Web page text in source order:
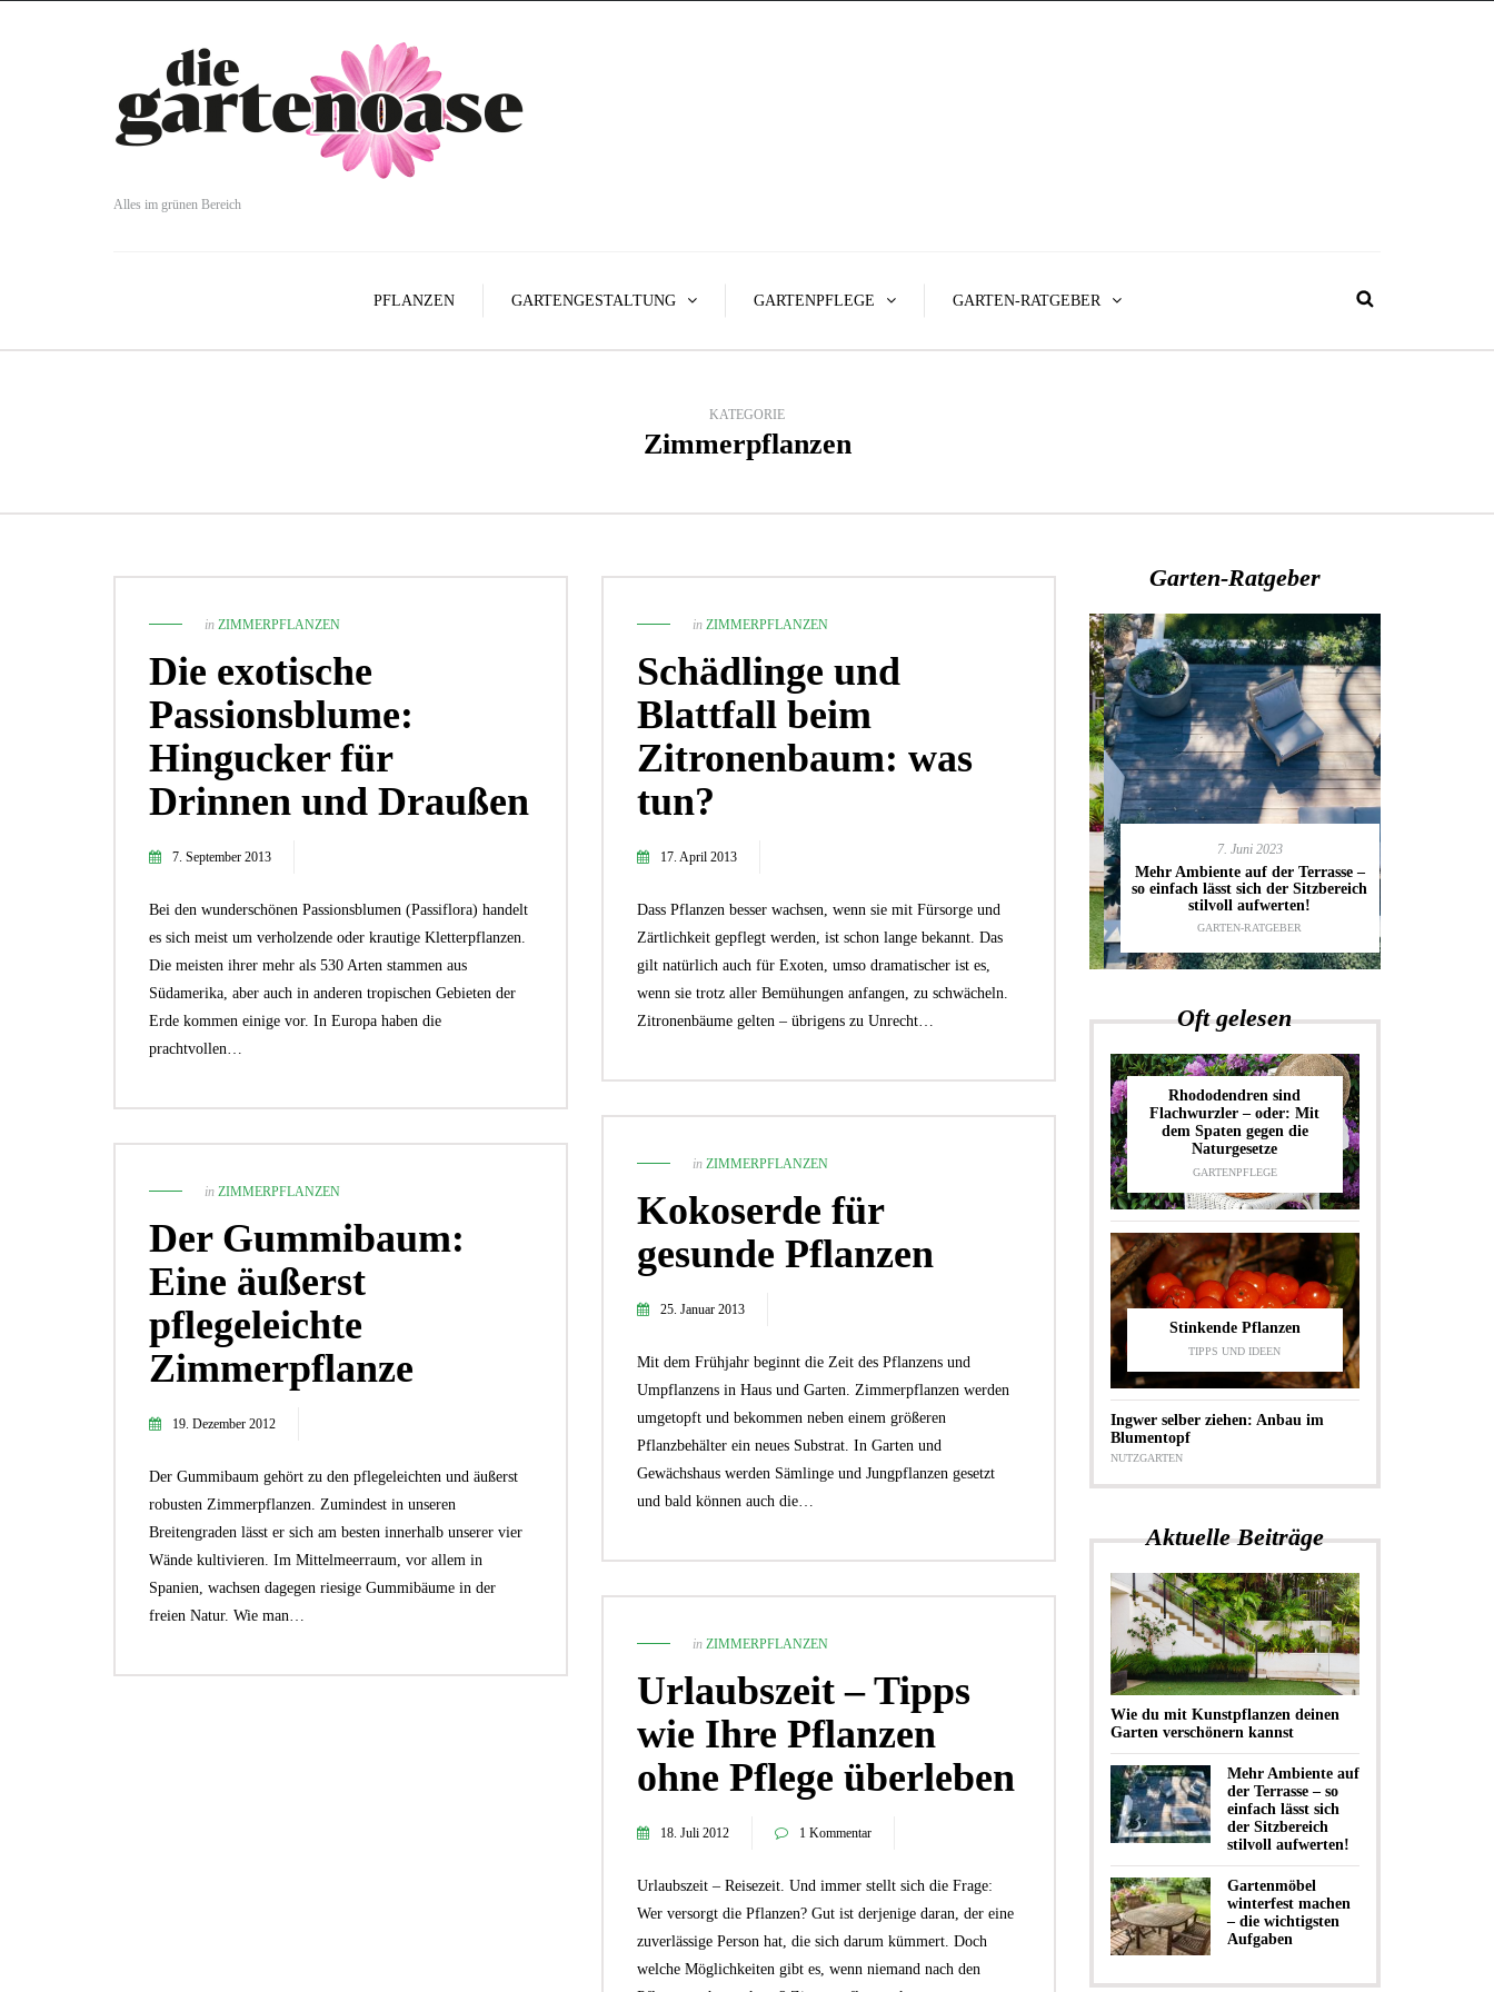
Alles im grünen Bereich
PFLANZEN GARTENGESTALTUNG GARTENPFLEGE GARTEN-RATGEBER
KATEGORIE
Zimmerpflanzen
in ZIMMERPFLANZEN
Die exotische
Passionsblume:
Hingucker für
Drinnen und Draußen
7. September 2013
Bei den wunderschönen Passionsblumen (Passiflora) handelt
es sich meist um verholzende oder krautige Kletterpflanzen.
Die meisten ihrer mehr als 530 Arten stammen aus
Südamerika, aber auch in anderen tropischen Gebieten der
Erde kommen einige vor. In Europa haben die
prachtvollen…
in ZIMMERPFLANZEN
Schädlinge und
Blattfall beim
Zitronenbaum: was
tun?
17. April 2013
Dass Pflanzen besser wachsen, wenn sie mit Fürsorge und
Zärtlichkeit gepflegt werden, ist schon lange bekannt. Das
gilt natürlich auch für Exoten, umso dramatischer ist es,
wenn sie trotz aller Bemühungen anfangen, zu schwächeln.
Zitronenbäume gelten – übrigens zu Unrecht…
in ZIMMERPFLANZEN
Kokoserde für
gesunde Pflanzen
25. Januar 2013
Mit dem Frühjahr beginnt die Zeit des Pflanzens und
Umpflanzens in Haus und Garten. Zimmerpflanzen werden
umgetopft und bekommen neben einem größeren
Pflanzbehälter ein neues Substrat. In Garten und
Gewächshaus werden Sämlinge und Jungpflanzen gesetzt
und bald können auch die…
in ZIMMERPFLANZEN
Der Gummibaum:
Eine äußerst
pflegeleichte
Zimmerpflanze
19. Dezember 2012
Der Gummibaum gehört zu den pflegeleichten und äußerst
robusten Zimmerpflanzen. Zumindest in unseren
Breitengraden lässt er sich am besten innerhalb unserer vier
Wände kultivieren. Im Mittelmeerraum, vor allem in
Spanien, wachsen dagegen riesige Gummibäume in der
freien Natur. Wie man…
in ZIMMERPFLANZEN
Urlaubszeit – Tipps
wie Ihre Pflanzen
ohne Pflege überleben
18. Juli 2012 1 Kommentar
Urlaubszeit – Reisezeit. Und immer stellt sich die Frage:
Wer versorgt die Pflanzen? Gut ist derjenige daran, der eine
zuverlässige Person hat, die sich darum kümmert. Doch
welche Möglichkeiten gibt es, wenn niemand nach den
Garten-Ratgeber
Pflanzenneulinge!
29. April 2019
ein voller Erfolg
7. Juni 2023
Mehr Ambiente auf der Terrasse –
so einfach lässt sich der Sitzbereich
stilvoll aufwerten!
GARTEN-RATGEBER
Oft gelesen
Rhododendren sind
Flachwurzler – oder: Mit
dem Spaten gegen die
Naturgesetze
GARTENPFLEGE
Stinkende Pflanzen
TIPPS UND IDEEN
Ingwer selber ziehen: Anbau im
Blumentopf
NUTZGARTEN
Aktuelle Beiträge
Wie du mit Kunstpflanzen deinen
Garten verschönern kannst
Mehr Ambiente auf
der Terrasse – so
einfach lässt sich
der Sitzbereich
stilvoll aufwerten!
Gartenmöbel
winterfest machen
– die wichtigsten
Aufgaben